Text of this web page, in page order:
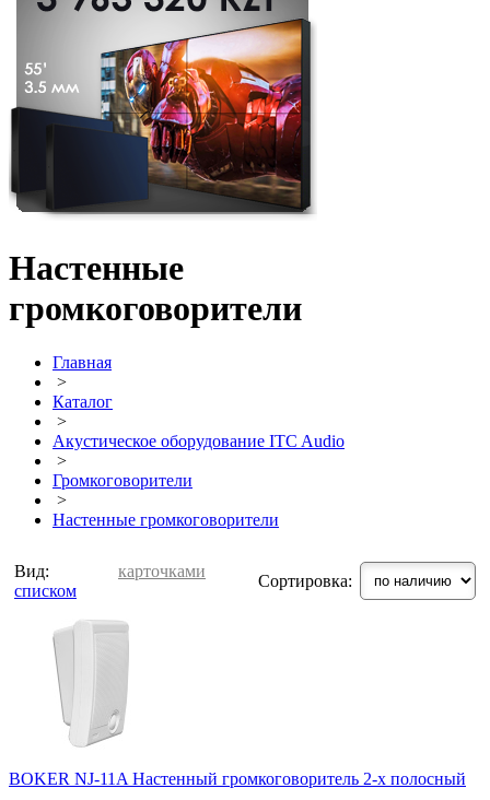
Настенные
громкоговорители
Главная
>
Каталог
>
Акустическое оборудование ITC Audio
>
Громкоговорители
>
Настенные громкоговорители
Вид:
карточками
списком
Сортировка:
BOKER NJ-11A Настенный громкоговоритель 2-х полосный